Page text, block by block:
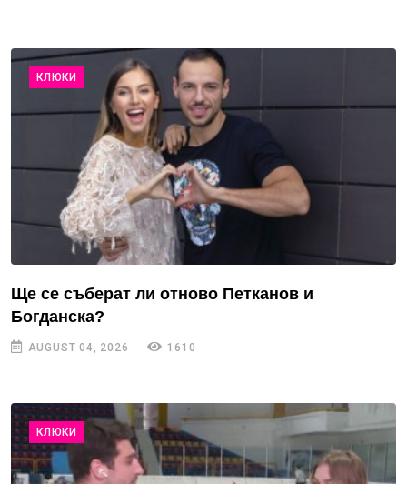
КЛЮКИ
Ще се съберат ли отново Петканов и
Богданска?
AUGUST 04, 2026 1610
КЛЮКИ